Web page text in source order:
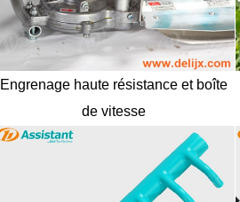
thé de pu'er la connaissance de thé arbre antique
Apr / 22 / 2019
le thé est vieux, plus il est cher,
cher, mais ce n’est pas absolu.
de la qualité du thé et de
Engrenage haute résistance et boîte
de vitesse